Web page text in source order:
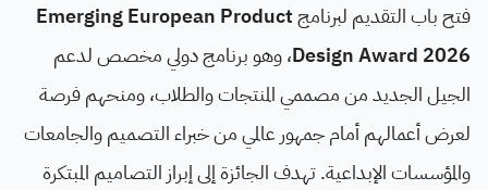
فتح باب التقديم لبرنامجEmerging European Product
Design Award 2026، وهو برنامج دولي مخصص لدعم
الجيل الجديد من مصممي المنتجات والطلاب، ومنحهم فرصة
لعرض أعمالهم أمام جمهور عالمي من خبراء التصميم والجامعات
والمؤسسات الإبداعية. تهدف الجائزة إلى إبراز التصاميم المبتكرة